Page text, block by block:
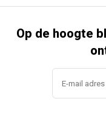
Op de hoogte